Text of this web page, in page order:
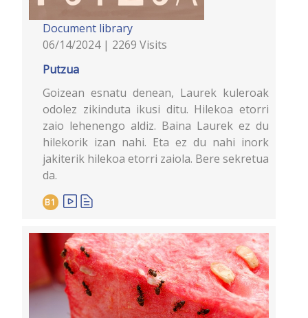
Document library
06/14/2024 | 2269 Visits
Putzua
Goizean esnatu denean, Laurek kuleroak
odolez zikinduta ikusi ditu. Hilekoa etorri
zaio lehenengo aldiz. Baina Laurek ez du
hilekorik izan nahi. Eta ez du nahi inork
jakiterik hilekoa etorri zaiola. Bere sekretua
da.
B1